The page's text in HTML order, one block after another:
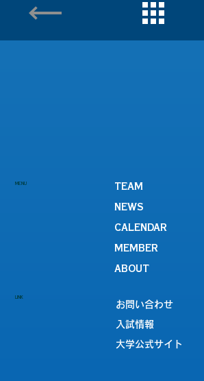
MENU
TEAM
NEWS
CALENDAR
MEMBER
ABOUT
LINK
お問い合わせ
入試情報
大学公式サイト